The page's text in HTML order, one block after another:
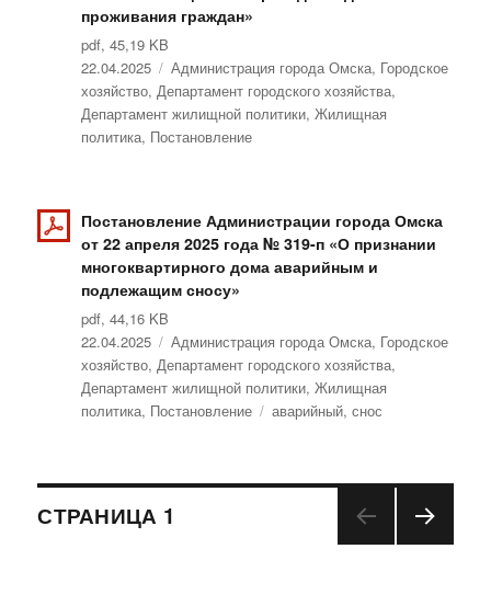
проживания граждан»
pdf, 45,19 KB
Опубликовано
22.04.2025 Рубрики
Администрация города Омска, Городское
хозяйство,Департамент городского хозяйства,
Департамент жилищной политики,Жилищная
политика, Постановление
Постановление Администрации города Омска
от 22 апреля 2025 года № 319-п «О признании
многоквартирного дома аварийным и
подлежащим сносу»
pdf, 44,16 KB
Опубликовано
22.04.2025 Рубрики
Администрация города Омска, Городское
хозяйство,Департамент городского хозяйства,
Департамент жилищной политики,Жилищная
политика, Постановление Метки
аварийный,снос
Навигация
СТРАНИЦА 1